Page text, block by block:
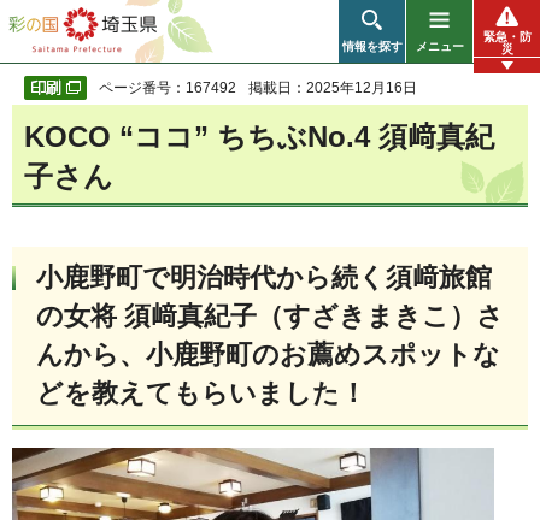
彩の国 埼玉県
情報を探す メニュー
緊急・防
災
ページ番号：167492 掲載日：2025年12月16日
KOCO “ココ” ちちぶNo.4 須﨑真紀
子さん
小鹿野町で明治時代から続く須﨑旅館
の女将 須﨑真紀子（すざきまきこ）さ
んから、小鹿野町のお薦めスポットな
どを教えてもらいました！